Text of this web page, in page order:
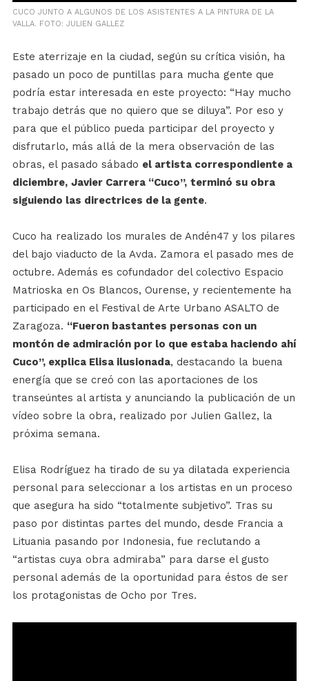
CUCO JUNTO A ALGUNOS DE LOS ASISTENTES A LA PINTURA DE LA
VALLA. FOTO: JULIEN GALLEZ
Este aterrizaje en la ciudad, según su crítica visión, ha
pasado un poco de puntillas para mucha gente que
podría estar interesada en este proyecto: “Hay mucho
trabajo detrás que no quiero que se diluya”. Por eso y
para que el público pueda participar del proyecto y
disfrutarlo, más allá de la mera observación de las
obras, el pasado sábado el artista correspondiente a
diciembre, Javier Carrera “Cuco”, terminó su obra
siguiendo las directrices de la gente.
Cuco ha realizado los murales de Andén47 y los pilares
del bajo viaducto de la Avda. Zamora el pasado mes de
octubre. Además es cofundador del colectivo Espacio
Matrioska en Os Blancos, Ourense, y recientemente ha
participado en el Festival de Arte Urbano ASALTO de
Zaragoza. “Fueron bastantes personas con un
montón de admiración por lo que estaba haciendo ahí
Cuco”, explica Elisa ilusionada, destacando la buena
energía que se creó con las aportaciones de los
transeúntes al artista y anunciando la publicación de un
vídeo sobre la obra, realizado por Julien Gallez, la
próxima semana.
Elisa Rodríguez ha tirado de su ya dilatada experiencia
personal para seleccionar a los artistas en un proceso
que asegura ha sido “totalmente subjetivo”. Tras su
paso por distintas partes del mundo, desde Francia a
Lituania pasando por Indonesia, fue reclutando a
“artistas cuya obra admiraba” para darse el gusto
personal además de la oportunidad para éstos de ser
los protagonistas de Ocho por Tres.